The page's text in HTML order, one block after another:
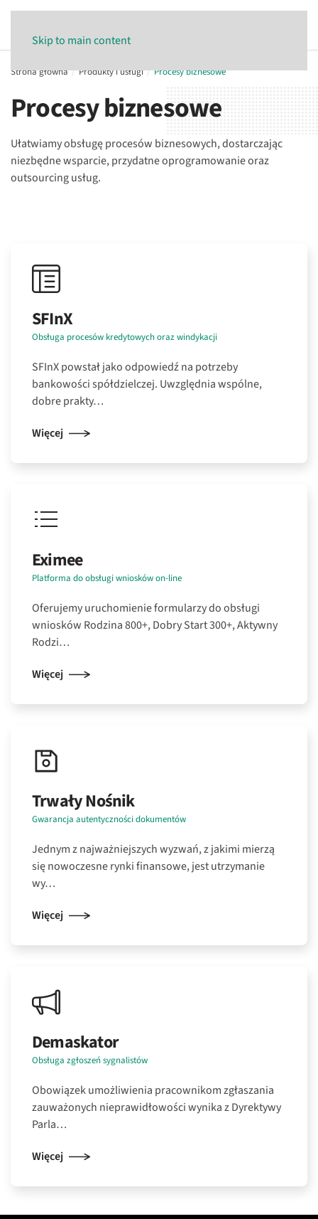
Skip to main content
Strona główna Produkty i usługi Procesy biznesowe
Procesy biznesowe
Ułatwiamy obsługę procesów biznesowych, dostarczając
niezbędne wsparcie, przydatne oprogramowanie oraz
outsourcing usług.
SFInX
Obsługa procesów kredytowych oraz windykacji
SFInX powstał jako odpowiedź na potrzeby
bankowości spółdzielczej. Uwzględnia wspólne,
dobre prakty…
Więcej
Eximee
Platforma do obsługi wniosków on-line
Oferujemy uruchomienie formularzy do obsługi
wniosków Rodzina 800+, Dobry Start 300+, Aktywny
Rodzi…
Więcej
Trwały Nośnik
Gwarancja autentyczności dokumentów
Jednym z najważniejszych wyzwań, z jakimi mierzą
się nowoczesne rynki finansowe, jest utrzymanie
wy…
Więcej
Demaskator
Obsługa zgłoszeń sygnalistów
Obowiązek umożliwienia pracownikom zgłaszania
zauważonych nieprawidłowości wynika z Dyrektywy
Parla…
Więcej